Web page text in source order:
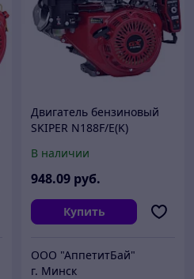
Двигатель бензиновый
SKIPER N188F/E(K)
(13л.с.,389cм3,вал диам.
25ммх60мм,шпонка 7мм)
В наличии
948.09 руб.
Купить
ООО "АппетитБай"
г. Минск